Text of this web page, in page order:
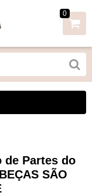
0
de Partes do
SÃO